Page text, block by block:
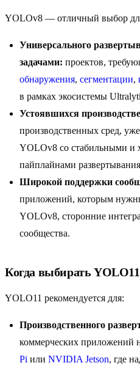
YOLOv8 — отличный выбор
Универсального
задачами: проектов,
обнаружения, сегментации,
в рамках экосистемы
Устоявшихся
производственных сред,
YOLOv8 со стабильными и
пайплайнами
Широкой поддержки
приложений, которым
YOLOv8, сторонние
сообщества.
Когда выбирать YOLO11
YOLO11 рекомендуется для:
Производственного
коммерческих приложений
Pi или NVIDIA Jetson, где